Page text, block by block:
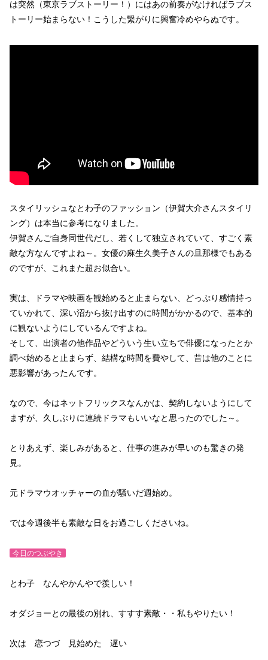
は突然（東京ラブストーリー！）にはあの前奏がなければラブス
トーリー始まらない！こうした繋がりに興奮冷めやらぬです。
スタイリッシュなとわ子のファッション（伊賀大介さんスタイリ
ング）は本当に参考になりました。
伊賀さんご自身同世代だし、若くして独立されていて、すごく素
敵な方なんですよね～。女優の麻生久美子さんの旦那様でもある
のですが、これまた超お似合い。
実は、ドラマや映画を観始めると止まらない、どっぷり感情持っ
ていかれて、深い沼から抜け出すのに時間がかかるので、基本的
に観ないようにしているんですよね。
そして、出演者の他作品やどういう生い立ちで俳優になったとか
調べ始めると止まらず、結構な時間を費やして、昔は他のことに
悪影響があったんです。
なので、今はネットフリックスなんかは、契約しないようにして
ますが、久しぶりに連続ドラマもいいなと思ったのでした～。
とりあえず、楽しみがあると、仕事の進みが早いのも驚きの発
見。
元ドラマウオッチャーの血が騒いだ週始め。
では今週後半も素敵な日をお過ごしくださいね。
今日のつぶやき
とわ子 なんやかんやで羨しい！
オダジョーとの最後の別れ、すすす素敵・・私もやりたい！
次は 恋つづ 見始めた 遅い